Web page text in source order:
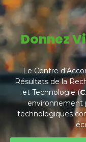
Donnez
Le Centre
Résultats de la
et Technologie (
environnement
technologiques